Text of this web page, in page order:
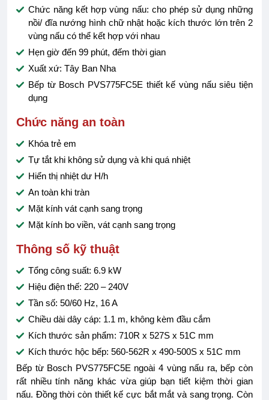
Chức năng kết hợp vùng nấu: cho phép sử dụng những
nồi/ đĩa nướng hình chữ nhật hoặc kích thước lớn trên 2
vùng nấu có thể kết hợp với nhau
Hẹn giờ đến 99 phút, đếm thời gian
Xuất xứ: Tây Ban Nha
Bếp từ Bosch PVS775FC5E thiết kế vùng nấu siêu tiện
dụng
Chức năng an toàn
Khóa trẻ em
Tự tắt khi không sử dụng và khi quá nhiệt
Hiển thị nhiệt dư H/h
An toàn khi tràn
Mặt kính vát cạnh sang trọng
Mặt kính bo viền, vát cạnh sang trọng
Thông số kỹ thuật
Tổng công suất: 6.9 kW
Hiệu điện thế: 220 – 240V
Tần số: 50/60 Hz, 16 A
Chiều dài dây cáp: 1.1 m, không kèm đầu cắm
Kích thước sản phẩm: 710R x 527S x 51C mm
Kích thước hộc bếp: 560-562R x 490-500S x 51C mm
Bếp từ Bosch PVS775FC5E ngoài 4 vùng nấu ra, bếp còn
rất nhiều tính năng khác vừa giúp bạn tiết kiệm thời gian
nấu. Đồng thời còn thiết kế cực bắt mắt và sang trọng. Còn